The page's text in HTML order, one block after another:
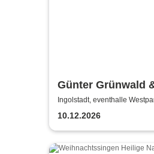
Günter Grünwald
Gumbo
Ingolstadt, eventhalle
10.12.2026